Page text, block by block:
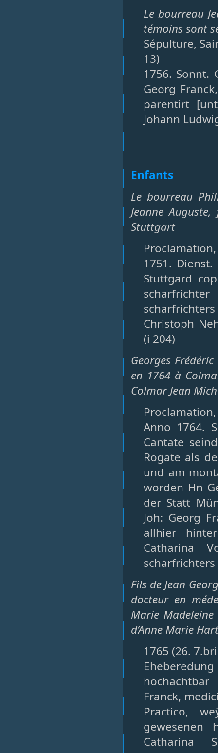
Le bourreau
témoins sont
Sépulture,
13)
1756. Sonnt.
Georg
parentirt
Johann
Enfants
Le bourreau
Jeanne
Stuttgart
1751.
Stuttgard
scharfrichters
Christoph
(i 204)
Georges
en 1764 à
Colmar Jean
Anno 1764.
Cantate
Rogate als
und am
worden Hn
der Statt
Joh: Georg
allhier
Catharina
Fils de Jean
docteur en
Marie
d’Anne Marie
1765 (26.
Franck,
Practico,
gewesenen
Catharina